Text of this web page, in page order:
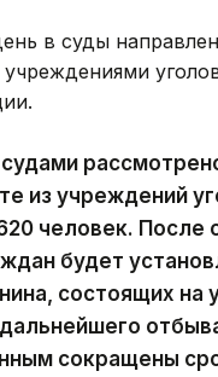
в суды
из учреждений
человек. После
будет
состоящих на
сокращены